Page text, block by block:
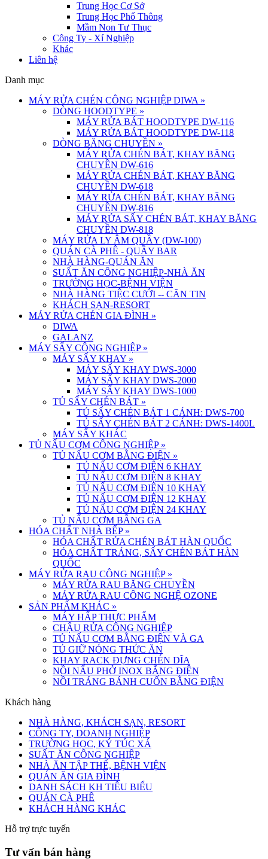
Trung Học Cơ Sở
Trung Học Phổ Thông
Mầm Non Tư Thục
Công Ty - Xí Nghiệp
Khác
Liên hệ
Danh mục
MÁY RỬA CHÉN CÔNG NGHIỆP DIWA »
DÒNG HOODTYPE »
MÁY RỬA BÁT HOODTYPE DW-116
MÁY RỬA BÁT HOODTYPE DW-118
DÒNG BĂNG CHUYỀN »
MÁY RỬA CHÉN BÁT, KHAY BĂNG
CHUYỀN DW-616
MÁY RỬA CHÉN BÁT, KHAY BĂNG
CHUYỀN DW-618
MÁY RỬA CHÉN BÁT, KHAY BĂNG
CHUYỀN DW-816
MÁY RỬA SẤY CHÉN BÁT, KHAY BĂNG
CHUYỀN DW-818
MÁY RỬA LY ÂM QUẦY (DW-100)
QUÁN CÀ PHÊ - QUẦY BAR
NHÀ HÀNG-QUÁN ĂN
SUẤT ĂN CÔNG NGHIỆP-NHÀ ĂN
TRƯỜNG HỌC-BỆNH VIỆN
NHÀ HÀNG TIỆC CƯỚI -- CĂN TIN
KHÁCH SẠN-RESORT
MÁY RỬA CHÉN GIA ĐÌNH »
DIWA
GALANZ
MÁY SẤY CÔNG NGHIỆP »
MÁY SẤY KHAY »
MÁY SẤY KHAY DWS-3000
MÁY SẤY KHAY DWS-2000
MÁY SẤY KHAY DWS-1000
TỦ SẤY CHÉN BÁT »
TỦ SẤY CHÉN BÁT 1 CÁNH: DWS-700
TỦ SẤY CHÉN BÁT 2 CÁNH: DWS-1400L
MÁY SẤY KHÁC
TỦ NẤU CƠM CÔNG NGHIỆP »
TỦ NẤU CƠM BẰNG ĐIỆN »
TỦ NẤU CƠM ĐIỆN 6 KHAY
TỦ NẤU CƠM ĐIỆN 8 KHAY
TỦ NẤU CƠM ĐIỆN 10 KHAY
TỦ NẤU CƠM ĐIỆN 12 KHAY
TỦ NẤU CƠM ĐIỆN 24 KHAY
TỦ NẤU CƠM BẰNG GA
HÓA CHẤT NHÀ BẾP »
HÓA CHẤT RỬA CHÉN BÁT HÀN QUỐC
HÓA CHẤT TRÁNG, SẤY CHÉN BÁT HÀN
QUỐC
MÁY RỬA RAU CÔNG NGHIỆP »
MÁY RỬA RAU BĂNG CHUYỀN
MÁY RỬA RAU CÔNG NGHỆ OZONE
SẢN PHẨM KHÁC »
MÁY HẤP THỰC PHẨM
CHẬU RỬA CÔNG NGHIỆP
TỦ NẤU CƠM BẰNG ĐIỆN VÀ GA
TỦ GIỮ NÓNG THỨC ĂN
KHAY RACK ĐỰNG CHÉN DĨA
NỒI NẤU PHỞ INOX BẰNG ĐIỆN
NỒI TRÁNG BÁNH CUỐN BẰNG ĐIỆN
Khách hàng
NHÀ HÀNG, KHÁCH SẠN, RESORT
CÔNG TY, DOANH NGHIỆP
TRƯỜNG HỌC, KÝ TÚC XÁ
SUẤT ĂN CÔNG NGHIỆP
NHÀ ĂN TẬP THỂ, BỆNH VIỆN
QUÁN ĂN GIA ĐÌNH
DANH SÁCH KH TIÊU BIỂU
QUÁN CÀ PHÊ
KHÁCH HÀNG KHÁC
Hỗ trợ trực tuyến
Tư vấn bán hàng